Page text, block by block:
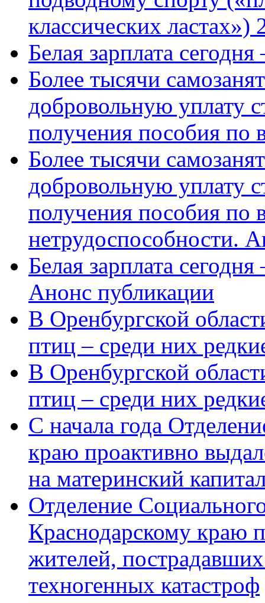
классических ластах»)
Белая зарплата
Более тысячи
добровольную уплату
получения пособия по
Более тысячи
добровольную уплату
получения пособия по
нетрудоспособности.
Белая зарплата
Анонс публикации
В Оренбургской
птиц – среди них
В Оренбургской
птиц – среди них
С начала года
краю проактивно
на материнский
Отделение
Краснодарскому краю
жителей,
техногенных катастроф